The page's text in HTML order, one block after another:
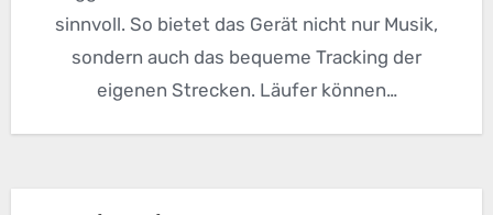
sinnvoll. So bietet das Gerät nicht nur Musik,
sondern auch das bequeme Tracking der
eigenen Strecken. Läufer können…